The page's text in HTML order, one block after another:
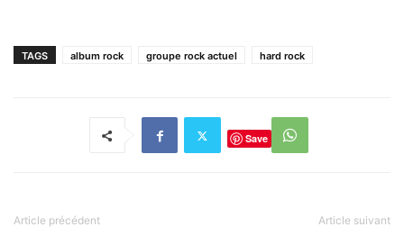
TAGS album rock groupe rock actuel hard rock
Save
Article précédent Article suivant